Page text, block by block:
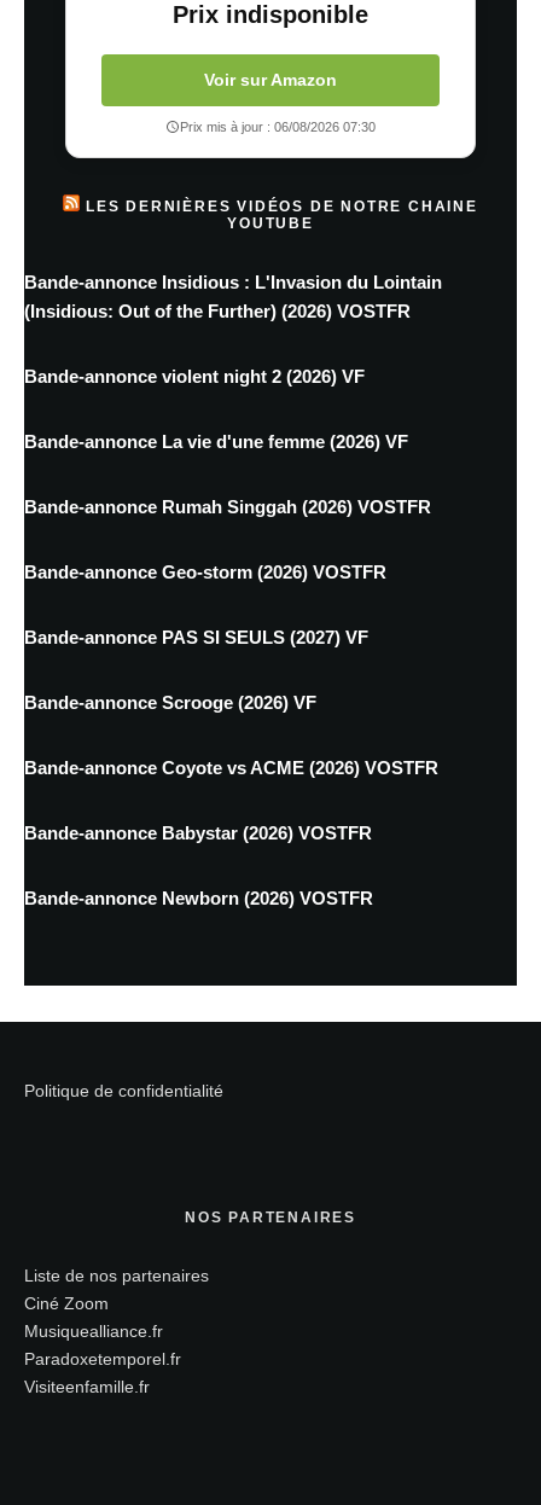
Prix indisponible
Voir sur Amazon
Prix mis à jour : 06/08/2026 07:30
LES DERNIÈRES VIDÉOS DE NOTRE CHAINE
YOUTUBE
Bande-annonce Insidious : L'Invasion du Lointain
(Insidious: Out of the Further) (2026) VOSTFR
Bande-annonce violent night 2 (2026) VF
Bande-annonce La vie d'une femme (2026) VF
Bande-annonce Rumah Singgah (2026) VOSTFR
Bande-annonce Geo-storm (2026) VOSTFR
Bande-annonce PAS SI SEULS (2027) VF
Bande-annonce Scrooge (2026) VF
Bande-annonce Coyote vs ACME (2026) VOSTFR
Bande-annonce Babystar (2026) VOSTFR
Bande-annonce Newborn (2026) VOSTFR
Politique de confidentialité
NOS PARTENAIRES
Liste de nos partenaires
Ciné Zoom
Musiquealliance.fr
Paradoxetemporel.fr
Visiteenfamille.fr